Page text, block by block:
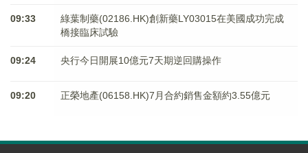
09:33
綠葉制藥(02186.HK)創新藥LY03015在美國成功完成
橋接臨床試驗
09:24 央行今日開展10億元7天期逆回購操作
09:20 正榮地產(06158.HK)7月合約銷售金額約3.55億元